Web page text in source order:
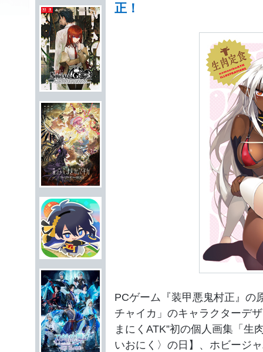
正！
PCゲーム『装甲悪鬼村正』の
チャイカ」のキャラクターデ
まにくATK”初の個人画集「生
いおにく〉の日】、ホビージ